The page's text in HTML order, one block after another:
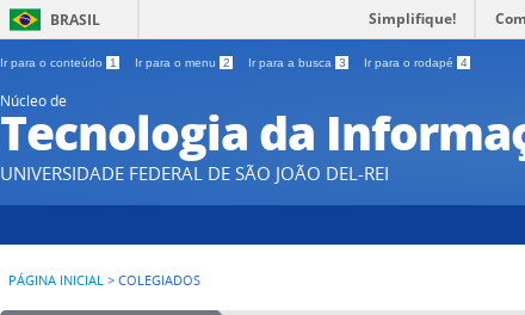
BRASIL Simplifique!
Ir para o conteúdo 1 Ir para o menu 2 Ir para a busca 3 Ir para o rodapé 4
Núcleo de
Tecnologia da
UNIVERSIDADE FEDERAL DE SÃO JOÃO DEL-REI
PÁGINA INICIAL > COLEGIADOS